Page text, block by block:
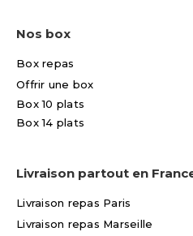
Nos box
Box repas
Offrir une box
Box 10 plats
Box 14 plats
Livraison partout en
Livraison repas Paris
Livraison repas Marseille